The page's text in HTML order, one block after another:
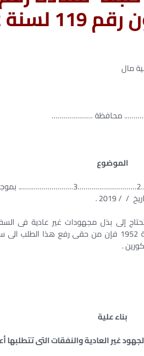
1952
مال
محافظة …………………
الموضوع
حيث أننى وصى على القصر : –
/ 2019 .
إلى بذل مجهودات غير عادية فى
مجهودات غير عادية وطبقا للقانون رقم 119 لسنة 1952 فإن من
.
بناء علية
غير العادية والنفقات التى تتطلبها